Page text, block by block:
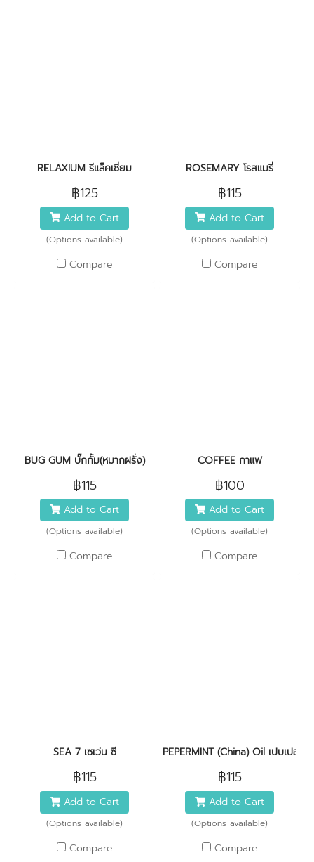
RELAXIUM รีแล็คเซี่ยม
฿125
Add to Cart
(Options available)
Compare
ROSEMARY โรสแมรี่
฿115
Add to Cart
(Options available)
Compare
BUG GUM บั๊กกั้ม(หมากฝรั่ง)
฿115
Add to Cart
(Options available)
Compare
COFFEE กาแฟ
฿100
Add to Cart
(Options available)
Compare
SEA 7 เซเว่น ซี
฿115
Add to Cart
(Options available)
Compare
PEPERMINT (China) Oil เปบเปอร์
฿115
Add to Cart
(Options available)
Compare